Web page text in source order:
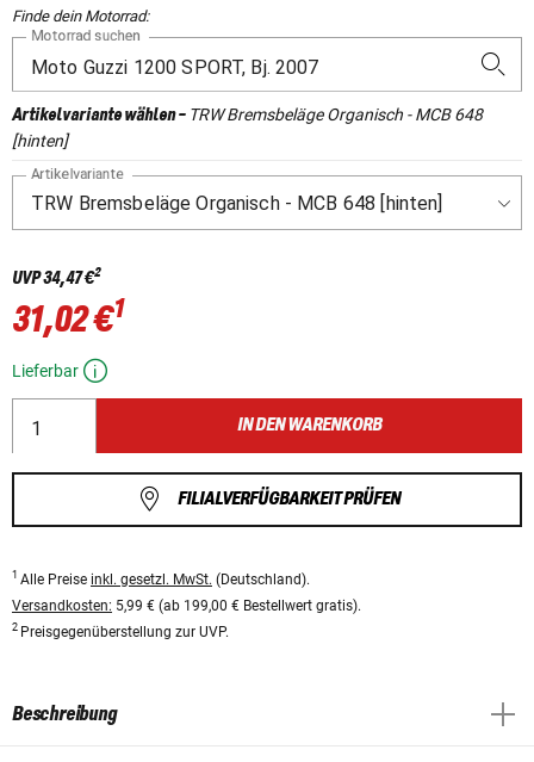
Finde dein Motorrad:
Motorrad suchen
Artikelvariante wählen- TRW Bremsbeläge Organisch - MCB 648
[hinten]
Artikelvariante
UVP34,47 €2
31,02 €1
Lieferbar
IN DEN WARENKORB
FILIALVERFÜGBARKEIT PRÜFEN
1 Alle Preise inkl. gesetzl. MwSt. (Deutschland).
Versandkosten: 5,99 € (ab 199,00 € Bestellwert gratis).
2 Preisgegenüberstellung zur UVP.
Beschreibung